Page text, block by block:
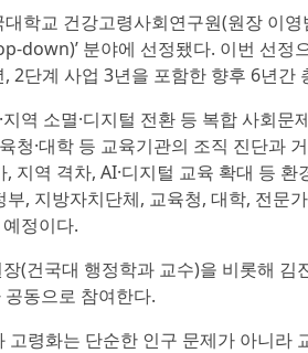
대학교 건강고령사회연구원(원장 이
down)’ 분야에 선정됐다. 이번 선
2단계 사업 3년을 포함한 향후 6년
지역 소멸·디지털 전환 등 복합 사회
청·대학 등 교육기관의 조직 진단
, 지역 격차, AI·디지털 교육 확대 등
, 지방자치단체, 교육청, 대학, 전문
정이다.
(건국대 행정학과 교수)을 비롯해
동으로 참여한다.
고령화는 단순한 인구 문제가 아니라